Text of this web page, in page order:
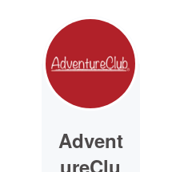
Advent
ureClu